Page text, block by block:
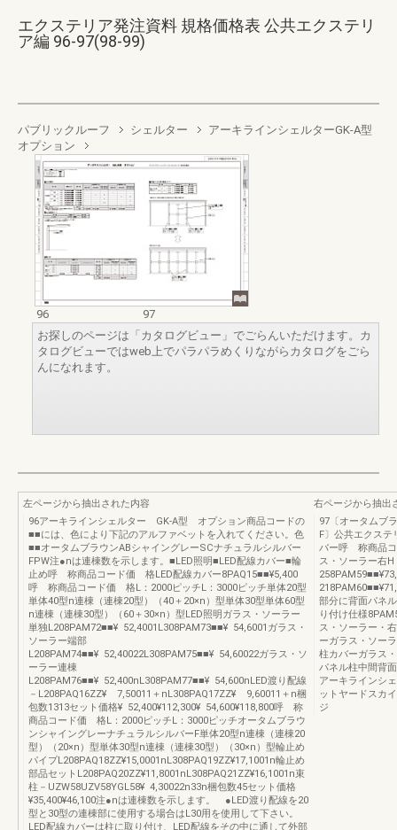
エクステリア発注資料 規格価格表 公共エクステリ
ア編 96-97(98-99)
パブリックルーフ シェルター
アーキラインシェルターGK-A型
オプション
96
97
お探しのページは「カタログビュー」でごらんいただけます。カ
タログビューではweb上でパラパラめくりながらカタログをごら
んになれます。
左ページから抽出された内容
96アーキラインシェルター GK-A型 オプション商品コードの
■■には、色により下記のアルファベットを入れてください。色
■■オータムブラウンABシャイングレーSCナチュラルシルバー
FPW注●nは連棟数を示します。■LED照明■LED配線カバー■輪
止め呼 称商品コード価 格LED配線カバー8PAQ15■■¥5,400
呼 称商品コード価 格L：2000ピッチL：3000ピッチ単体20型
単体40型n連棟（連棟20型）（40＋20×n）型単体30型単体60型
n連棟（連棟30型）（60＋30×n）型LED照明ガラス・ソーラー
単独L208PAM72■■¥ 52,4001L308PAM73■■¥ 54,6001ガラス・
ソーラー端部
L208PAM74■■¥ 52,40022L308PAM75■■¥ 54,60022ガラス・ソ
ーラー連棟
L208PAM76■■¥ 52,400nL308PAM77■■¥ 54,600nLED渡り配線
－L208PAQ16ZZ¥ 7,50011＋nL308PAQ17ZZ¥ 9,60011＋n梱
包数1313セット価格¥ 52,400¥112,300¥ 54,600¥118,800呼 称
商品コード価 格L：2000ピッチL：3000ピッチオータムブラウ
ンシャイングレーナチュラルシルバーF単体20型n連棟（連棟20
型）（20×n）型単体30型n連棟（連棟30型）（30×n）型輪止め
パイプL208PAQ18ZZ¥15,0001nL308PAQ19ZZ¥17,1001n輪止め
部品セットL208PAQ20ZZ¥11,8001nL308PAQ21ZZ¥16,1001n束
柱－UZW58UZV58YGL58¥ 4,30022n33n梱包数45セット価格
¥35,400¥46,100注●nは連棟数を示します。 ●LED渡り配線を20
型と30型の連棟部に使用する場合はL30用を使用して下さい。
LED配線カバーは柱に取り付け、LED配線をその中に通して外部
右ページから抽出
97〔オータムブ
F〕公共エクステ
バー呼 称商品
ス・ソーラー右
部分に背面パネ
り付け仕様
ス・ソーラー・
ーガラス・ソー
柱カバーガラス
パネル柱中間背
アーキラインシ
ットヤードスカ
ジ